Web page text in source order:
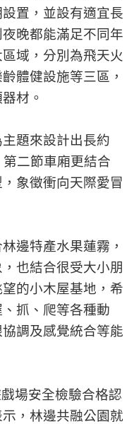
置，並設有適宜長
晚都能滿足不同年
域，分別為飛天火
體健設施等三區，
材。
題來設計出長約
二節車廂更結合
象徵衝向天際愛冒
邊特產水果蓮霧，
也結合很受大小朋
的小木屋基地，希
抓、爬等各種動
調及感覺統合等能
場安全檢驗合格認
，林邊共融公園就